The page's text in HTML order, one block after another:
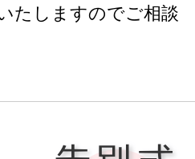
たしますのでご相談